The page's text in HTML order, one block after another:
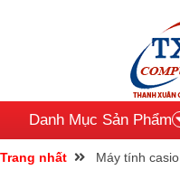
Danh Mục Sản Phẩm
Trang nhất Máy tính casio